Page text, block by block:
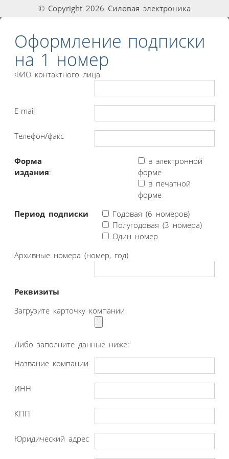
© Copyright 2026 Силовая электроника
Оформление подписки
на 1 номер
ФИО контактного лица
E-mail
Телефон/факс
Форма
издания:
в электронной
форме
в печатной
форме
Период подписки
Годовая (6 номеров)
Полугодовая (3 номера)
Один номер
Архивные номера (номер, год)
Реквизиты
Загрузите карточку компании
Либо заполните данные ниже:
Название компании
ИНН
КПП
Юридический адрес